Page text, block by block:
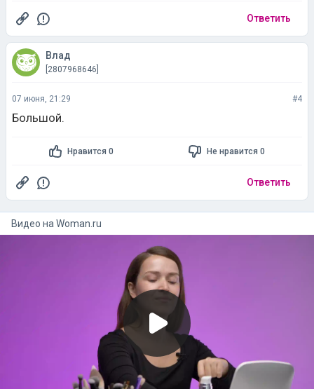
Ответить
Влад
[2807968646]
07 июня, 21:29 #4
Большой.
Нравится 0 Не нравится 0
Ответить
Видео на woman.ru